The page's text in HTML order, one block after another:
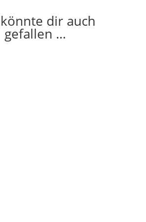
dir auch
gefallen …